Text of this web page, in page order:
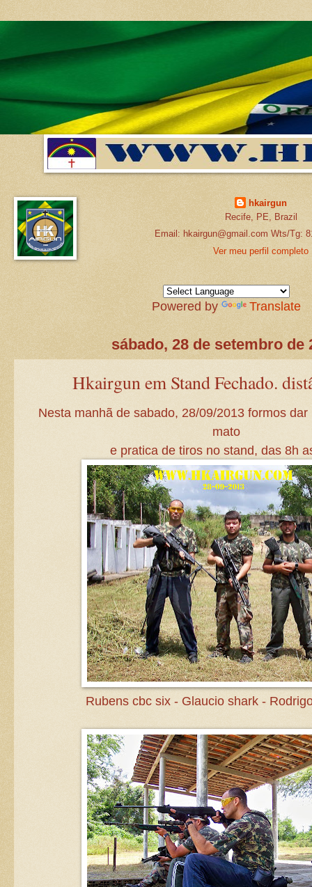
hkairgun
Recife, PE, Brazil
Email: hkairgun@gmail.com Wts/Tg:
Ver meu perfil completo
Powered by Translate
sábado, 28 de setembro de
Hkairgun em Stand Fechado.
Nesta manhã de sabado, 28/09/2013 formos
mato
e pratica de tiros no stand, das 8h
Rubens cbc six - Glaucio shark -